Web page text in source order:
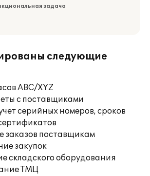
задача
следующие
ABC/XYZ
с поставщиками
серийных номеров, сроков
заказов поставщикам
закупок
складского оборудования
ТМЦ